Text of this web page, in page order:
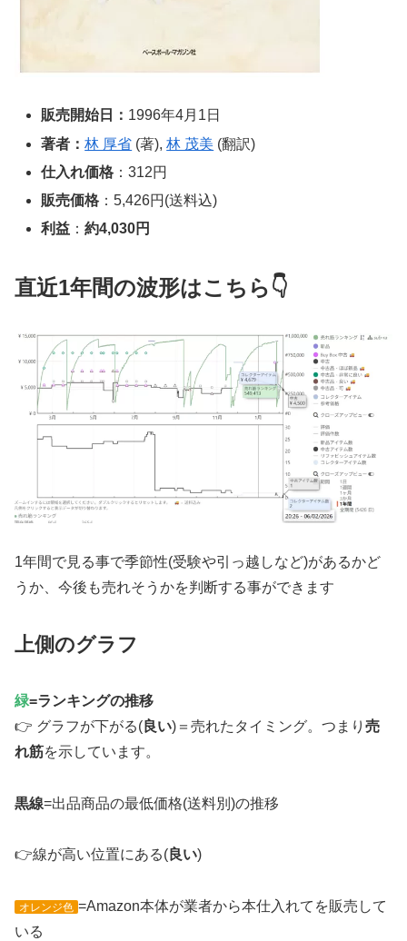
販売開始日： 1996年4月1日
著者：林 厚省 (著),林 茂美 (翻訳)
仕入れ価格 ：312円
販売価格 ：5,426円(送料込)
利益 ：約4,030円
直近1年間の波形はこちら👇
1年間で見る事で季節性(受験や引っ越しなど)があるかど
うか、今後も売れそうかを判断する事ができます
上側のグラフ
緑=ランキングの推移
👉 グラフが下がる( 良い)＝売れたタイミング。つまり 売
れ筋を示しています。
黒線=出品商品の最低価格(送料別)の推移
👉線が高い位置にある( 良い)
オレンジ色 =Amazon本体が業者から本仕入れてを販売して
いる